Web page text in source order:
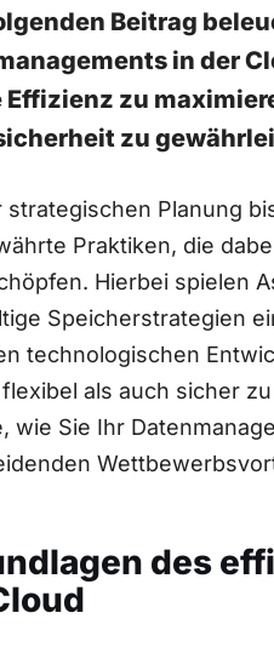
Beitrag
in der
Effizienz zu⁤
zu
strategischen Planung
Praktiken, die⁤
Hierbei spielen
Speicherstrategien
technologischen
⁣als auch sicher
wie Sie Ihr
des